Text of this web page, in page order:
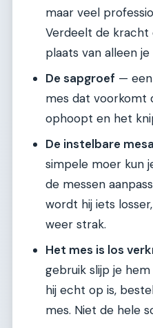
maar veel
Verdeelt de kracht
plaats van alleen
De sapgroef —
mes dat voorkomt
ophoopt en het
De instelbare
simpele moer kun
de messen
wordt hij iets
weer strak.
Het mes is los
gebruik slijp je
hij echt op is,
mes. Niet de hele